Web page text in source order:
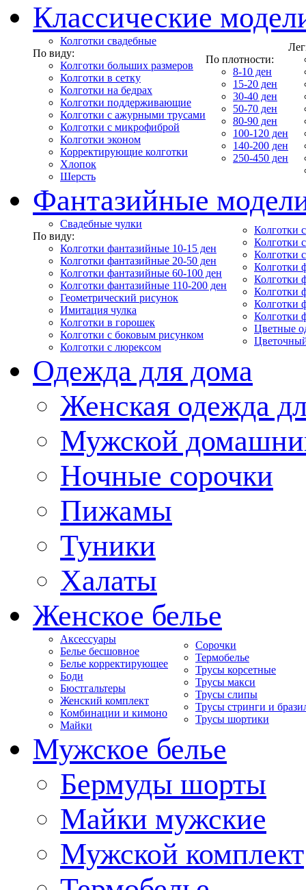
Классические
Колготки свадебные
По виду:
Колготки больших размеров
Колготки в сетку
Колготки на бедрах
Колготки поддерживающие
Колготки с ажурными трусами
Колготки с микрофиброй
Колготки эконом
Корректирующие колготки
Хлопок
Шерсть
По плотности:
8-10 ден
15-20 ден
30-40 ден
50-70 ден
80-90 ден
100-120 ден
140-200 ден
250-450 ден
Фантазийные
Свадебные чулки
По виду:
Колготки фантазийные 10-15 ден
Колготки фантазийные 20-50 ден
Колготки фантазийные 60-100 ден
Колготки фантазийные 110-200 ден
Геометрический рисунок
Имитация чулка
Колготки в горошек
Колготки с боковым рисунком
Колготки с люрексом
Колготки
Колготки
Колготки
Колготки
Колготки
Колготки
Колготки
Колготки
Цветные
Одежда для дома
Женская одежда
Мужской
Ночные сорочки
Пижамы
Туники
Халаты
Женское белье
Аксессуары
Белье бесшовное
Белье корректирующее
Боди
Бюстгальтеры
Женский комплект
Комбинации и кимоно
Майки
Сорочки
Термобелье
Трусы корсетные
Трусы макси
Трусы слипы
Трусы стринги и
Трусы шортики
Мужское белье
Бермуды шорты
Майки мужские
Мужской комплект